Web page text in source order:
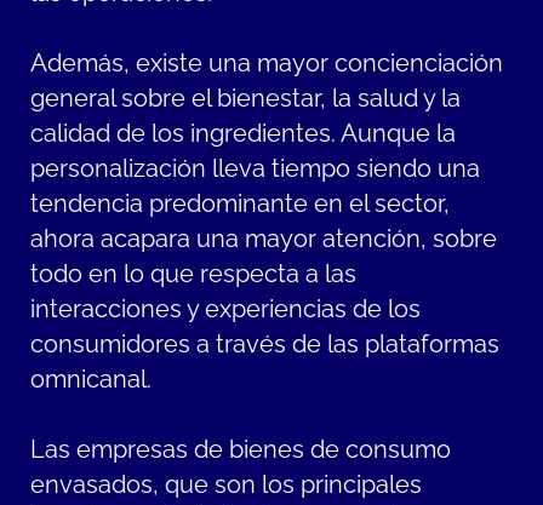
Además, existe una mayor concienciación
general sobre el bienestar, la salud y la
calidad de los ingredientes. Aunque la
personalización lleva tiempo siendo una
tendencia predominante en el sector,
ahora acapara una mayor atención, sobre
todo en lo que respecta a las
interacciones y experiencias de los
consumidores a través de las plataformas
omnicanal.
Las empresas de bienes de consumo
envasados, que son los principales